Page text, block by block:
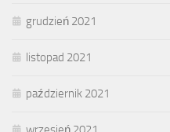
grudzień 2021
listopad 2021
październik 2021